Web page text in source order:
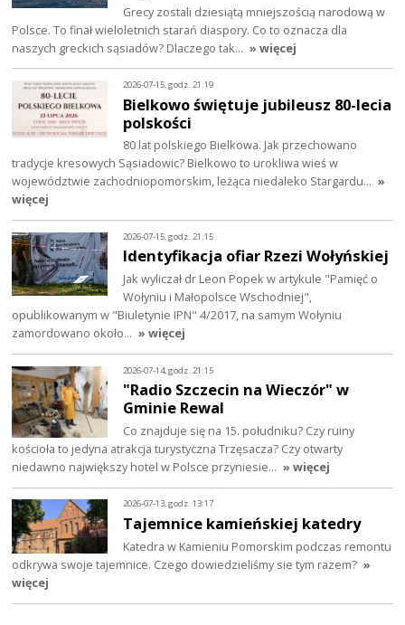
Grecy zostali dziesiątą mniejszością narodową w
Polsce. To finał wieloletnich starań diaspory. Co to oznacza dla
naszych greckich sąsiadów? Dlaczego tak… » więcej
2026-07-15, godz. 21:19
Bielkowo świętuje jubileusz 80-lecia
polskości
80 lat polskiego Bielkowa. Jak przechowano
tradycje kresowych Sąsiadowic? Bielkowo to urokliwa wieś w
województwie zachodniopomorskim, leżąca niedaleko Stargardu… »
więcej
2026-07-15, godz. 21:15
Identyfikacja ofiar Rzezi Wołyńskiej
Jak wyliczał dr Leon Popek w artykule "Pamięć o
Wołyniu i Małopolsce Wschodniej",
opublikowanym w "Biuletynie IPN" 4/2017, na samym Wołyniu
zamordowano około… » więcej
2026-07-14, godz. 21:15
"Radio Szczecin na Wieczór" w
Gminie Rewal
Co znajduje się na 15. południku? Czy ruiny
kościoła to jedyna atrakcja turystyczna Trzęsacza? Czy otwarty
niedawno największy hotel w Polsce przyniesie… » więcej
2026-07-13, godz. 13:17
Tajemnice kamieńskiej katedry
Katedra w Kamieniu Pomorskim podczas remontu
odkrywa swoje tajemnice. Czego dowiedzieliśmy sie tym razem? »
więcej